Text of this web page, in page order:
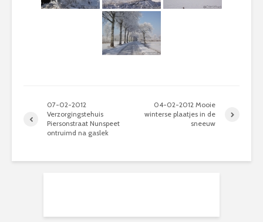
07-02-2012
Verzorgingstehuis
Piersonstraat Nunspeet
ontruimd na gaslek
04-02-2012 Mooie
winterse plaatjes in de
sneeuw